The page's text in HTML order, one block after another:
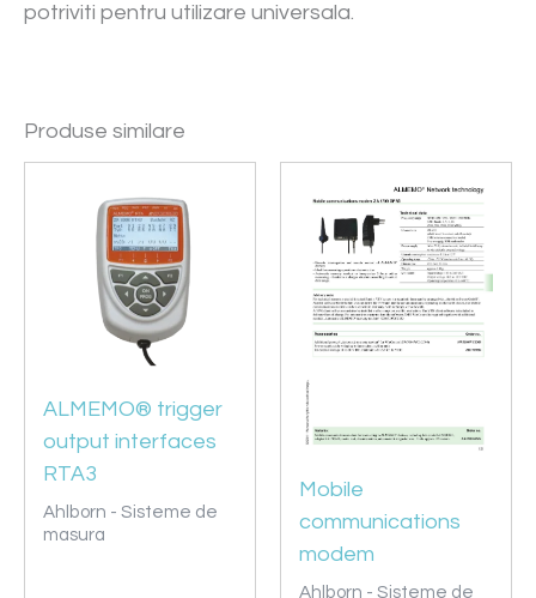
potriviti pentru utilizare universala.
Produse similare
ALMEMO® trigger
output interfaces
RTA3
Ahlborn - Sisteme de
masura
Mobile
communications
modem
Ahlborn - Sisteme de